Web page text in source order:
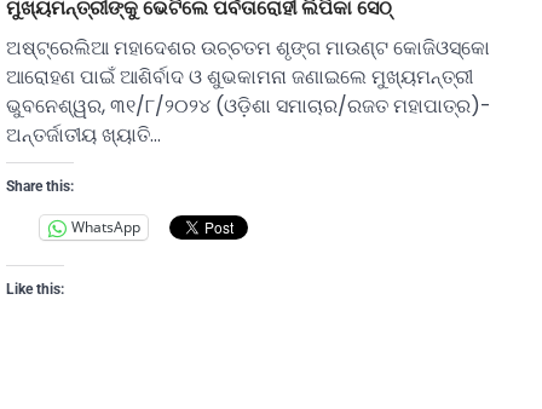
ମୁଖ୍ୟମନ୍ତ୍ରୀଙ୍କୁ ଭେଟିଲେ ପର୍ବତାରୋହୀ ଲିପିକା ସେଠ୍
ଅଷ୍ଟ୍ରେଲିଆ ମହାଦେଶର ଉଚ୍ଚତମ ଶୃଙ୍ଗ ମାଉଣ୍ଟ କୋଜିଓସ୍କୋ
ଆରୋହଣ ପାଇଁ ଆଶିର୍ବାଦ ଓ ଶୁଭକାମନା ଜଣାଇଲେ ମୁଖ୍ୟମନ୍ତ୍ରୀ
ଭୁବନେଶ୍ୱର, ୩୧/୮/୨୦୨୪ (ଓଡ଼ିଶା ସମାଚାର/ରଜତ ମହାପାତ୍ର)-
ଅନ୍ତର୍ଜାତୀୟ ଖ୍ୟାତି…
Share this:
WhatsApp
Like this: